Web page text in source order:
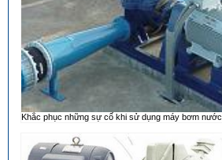
Khắc phục những sự cố khi sử dụng máy bơm nước